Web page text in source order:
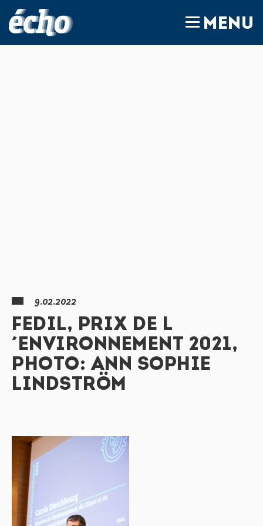
MENU
9.02.2022
FEDIL, PRIX DE L
´ENVIRONNEMENT 2021,
PHOTO: ANN SOPHIE
LINDSTRÖM